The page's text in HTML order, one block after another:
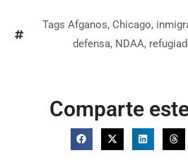
Tags Afganos, Chicago,
defensa, NDAA,
Comparte